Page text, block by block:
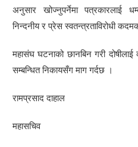
अनुसार खोज्नुपर्नेमा पत्रकारलाई
निन्दनीय र प्रेस स्वतन्त्रताविरोधी
महासंघ घटनाको छानबिन गरी दोषीलाई
सम्बन्धित निकायसँग माग गर्दछ ।
रामप्रसाद दाहाल
महासचिव